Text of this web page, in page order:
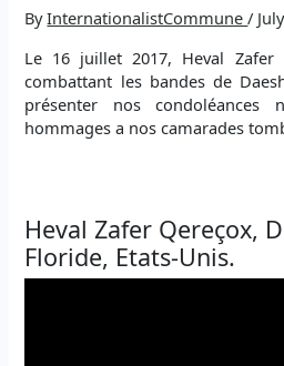
ByInternationalistCommune/
Le 16 juillet 2017, Heval Zafer
combattant les bandes de
présenter nos
hommages a nos camarades
Heval Zafer Qereçox,
Floride, Etats-Unis.